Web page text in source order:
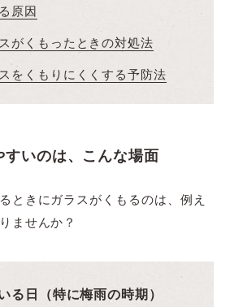
原因
がくもったときの対処法
をくもりにくくする予防法
すいのは、こんな場面
ときにガラスがくもるのは、例え
ませんか？
る日（特に梅雨の時期）